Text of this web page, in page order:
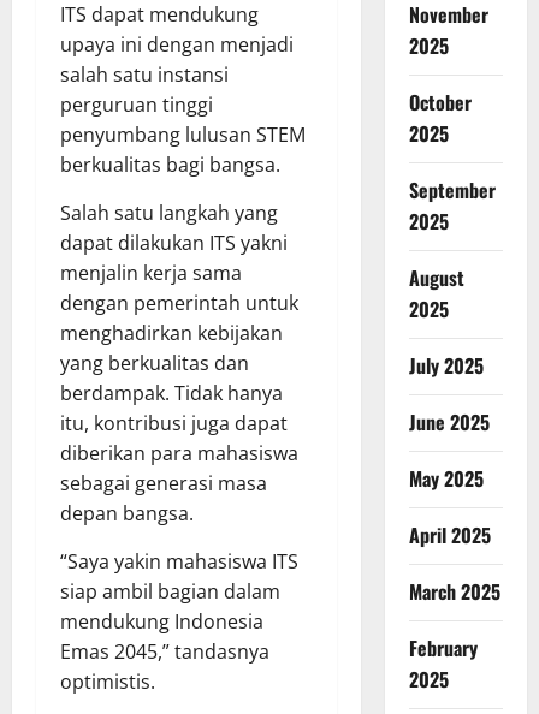
ITS dapat mendukung
upaya ini dengan menjadi
salah satu instansi
perguruan tinggi
penyumbang lulusan STEM
berkualitas bagi bangsa.
Salah satu langkah yang
dapat dilakukan ITS yakni
menjalin kerja sama
dengan pemerintah untuk
menghadirkan kebijakan
yang berkualitas dan
berdampak. Tidak hanya
itu, kontribusi juga dapat
diberikan para mahasiswa
sebagai generasi masa
depan bangsa.
“Saya yakin mahasiswa ITS
siap ambil bagian dalam
mendukung Indonesia
Emas 2045,” tandasnya
optimistis.
November
2025
October
2025
September
2025
August
2025
July 2025
June 2025
May 2025
April 2025
March 2025
February
2025